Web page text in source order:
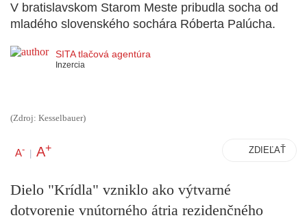
V bratislavskom Starom Meste pribudla socha od
mladého slovenského sochára Róberta Palúcha.
SITA tlačová agentúra
Inzercia
(Zdroj: Kesselbauer)
A- | A+ ZDIEĽAŤ
Dielo "Krídla" vzniklo ako výtvarné
dotvorenie vnútorného átria rezidenčného